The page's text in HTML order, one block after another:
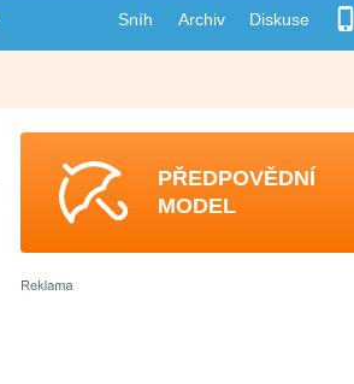
Sníh Archiv Diskuse
PŘEDPOVĚDNÍ
MODEL